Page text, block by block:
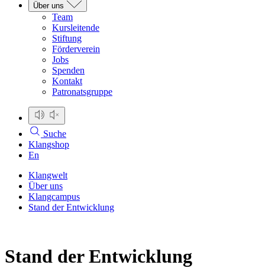
Über uns
Team
Kursleitende
Stiftung
Förderverein
Jobs
Spenden
Kontakt
Patronatsgruppe
Suche
Klangshop
En
Klangwelt
Über uns
Klangcampus
Stand der Entwicklung
Stand der Entwicklung